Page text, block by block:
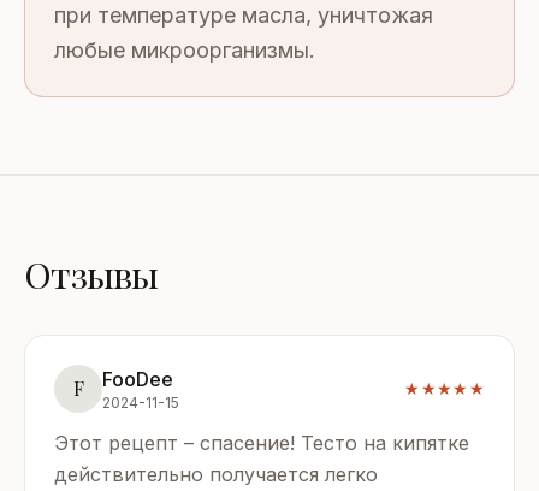
при температуре масла, уничтожая
любые микроорганизмы.
Отзывы
F FooDee
2024-11-15
★★★★★
Этот рецепт – спасение! Тесто на кипятке
действительно получается легко